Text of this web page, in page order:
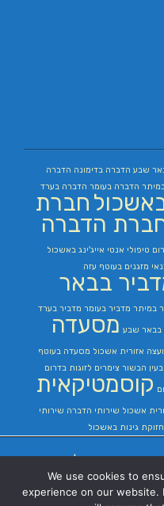
שבע הדברה בדימונה הדברה
הדברה בעומר הדברה בערד
חברת
הדברה
טיפולי אנטי אייג'ינג באשכול
מזגנים בעוטף עזה
בבאר
במיתר מדביר בעומר מדביר בערד
בבאר שבע מסעדה
אזורית אשכול מסעדה בעוטף
הבשור צימרים לזוגות בדרום
קוסמטיקאית
אשכול שירותי הדברה שירותי
גינות באשכול
|
We use cookies to
experience on our